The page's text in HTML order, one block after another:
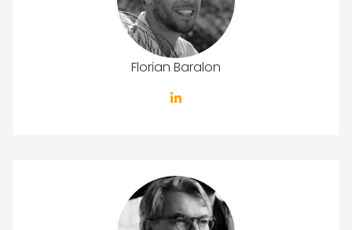
Florian Baralon